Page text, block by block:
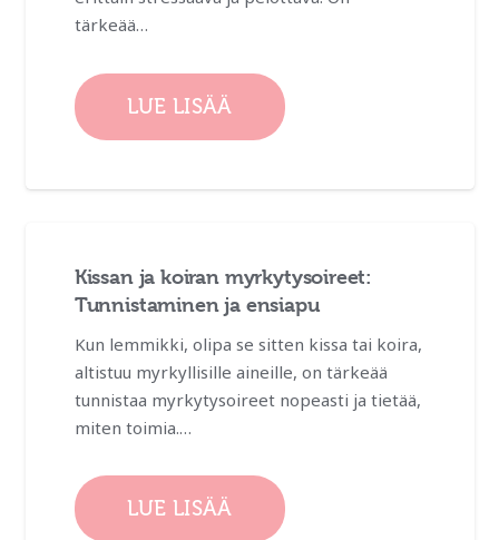
tärkeää…
LUE LISÄÄ
Kissan ja koiran myrkytysoireet:
Tunnistaminen ja ensiapu
Kun lemmikki, olipa se sitten kissa tai koira,
altistuu myrkyllisille aineille, on tärkeää
tunnistaa myrkytysoireet nopeasti ja tietää,
miten toimia.…
LUE LISÄÄ